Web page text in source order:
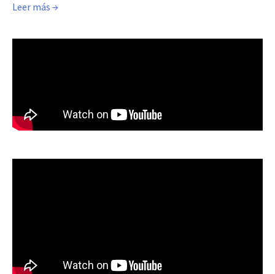
Leer más →